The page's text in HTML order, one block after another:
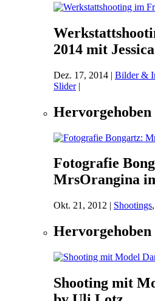
2014 mit Jessica
Dez. 17, 2014 | Bilder &
Slider|
Hervorgehoben
Fotografie
MrsOrangina
Okt. 21, 2012 | Shootings,
Hervorgehoben
Shooting mit